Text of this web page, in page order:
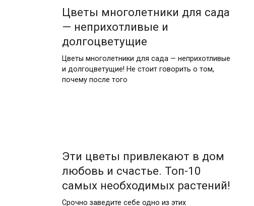
Цветы многолетники для сада
— неприхотливые и
долгоцветущие
Цветы многолетники для сада — неприхотливые
и долгоцветущие! Не стоит говорить о том,
почему после того
Эти цветы привлекают в дом
любовь и счастье. Топ-10
самых необходимых растений!
Срочно заведите себе одно из этих